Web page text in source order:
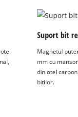
that are not disclosed to
owner needs to
their CMP to add this
of technologies used.
by
Platform
Suport bit
Magnetul
mm cu
din otel
bitilor.